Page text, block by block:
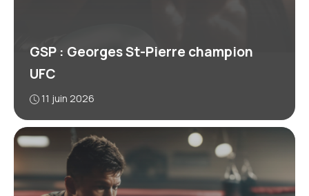
GSP : Georges St-Pierre champion
UFC
11 juin 2026